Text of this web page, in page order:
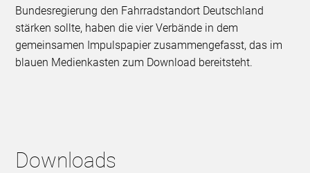
Bundesregierung den Fahrradstandort Deutschland
stärken sollte, haben die vier Verbände in dem
gemeinsamen Impulspapier zusammengefasst, das im
blauen Medienkasten zum Download bereitsteht.
Downloads